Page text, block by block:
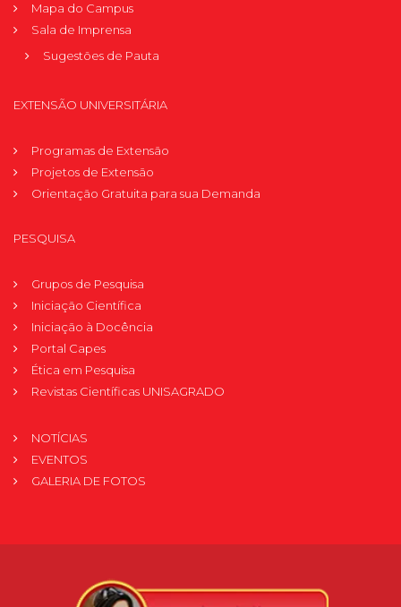
Mapa do Campus
Sala de Imprensa
Sugestões de Pauta
EXTENSÃO UNIVERSITÁRIA
Programas de Extensão
Projetos de Extensão
Orientação Gratuita para sua Demanda
PESQUISA
Grupos de Pesquisa
Iniciação Científica
Iniciação à Docência
Portal Capes
Ética em Pesquisa
Revistas Científicas UNISAGRADO
NOTÍCIAS
EVENTOS
GALERIA DE FOTOS